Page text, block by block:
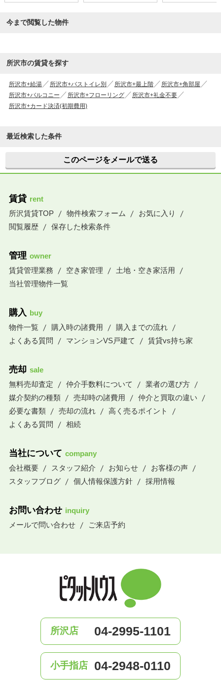
今まで閲覧した物件
所沢市の賃貸を探す
所沢市+給湯 所沢市+バストイレ別 所沢市+最上階
所沢市+角部屋
所沢市+バルコニー
所沢市+フローリング
所沢市+礼金不要
所沢市+カード決済(初期費用)
最近検索した条件
このページをメールで送る
賃貸 rent
所沢賃貸TOP
物件検索フォーム
お気に入り
閲覧履歴
保存した検索条件
管理 owner
賃貸管理業務
空き家管理
土地・空き家活用
当社管理物件一覧
購入 buy
物件一覧
購入時の諸費用
購入までの流れ
よくある質問
マンションVS戸建て 賃貸vs持ち家
売却 sale
無料売却査定
仲介手数料について
業者の選び方
媒介契約の種類
売却時の諸費用
仲介と買取の違い
必要な書類
売却の流れ
高く売るポイント
よくある質問
相続
当社について company
会社概要
スタッフ紹介 お知らせ
お客様の声
スタッフブログ
個人情報保護方針 採用情報
お問い合わせ inquiry
メールで問い合わせ
ご来店予約
所沢店 04-2995-1101
小手指店 04-2948-0110